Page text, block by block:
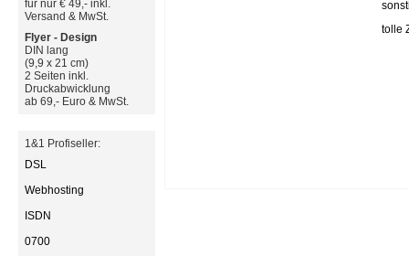
für nur € 49,- inkl.
Versand & MwSt.
Flyer - Design
DIN lang
(9,9 x 21 cm)
2 Seiten inkl.
Druckabwicklung
ab 69,- Euro & MwSt.
1&1 Profiseller:
DSL
Webhosting
ISDN
0700
tolle